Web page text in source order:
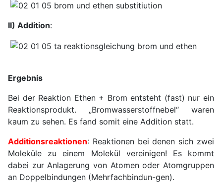
II) Addition:
Ergebnis
Bei der Reaktion Ethen + Brom entsteht (fast) nur ein
Reaktionsprodukt. „Bromwasserstoffnebel“ waren
kaum zu sehen. Es fand somit eine Addition statt.
Additionsreaktionen: Reaktionen bei denen sich zwei
Moleküle zu einem Molekül vereinigen! Es kommt
dabei zur Anlagerung von Atomen oder Atomgruppen
an Doppelbindungen (Mehrfachbindun-gen).